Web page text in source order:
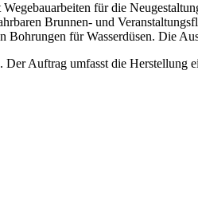
für die
Brunnen- und
Bohrungen für Wasserdüsen. Die
Auftrag umfasst die Herstellung